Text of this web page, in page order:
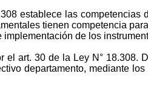
establece las
tienen competencia
de los
art. 30 de la Ley N°
departamento, mediante